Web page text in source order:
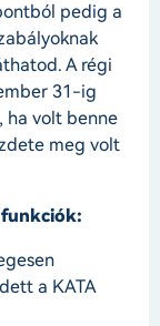
pedig a
A régi
31-ig
ha volt benne
meg volt
funkciók:
a KATA